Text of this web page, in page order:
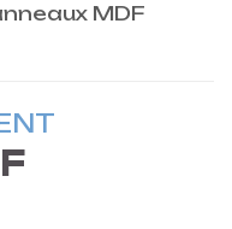
MDF